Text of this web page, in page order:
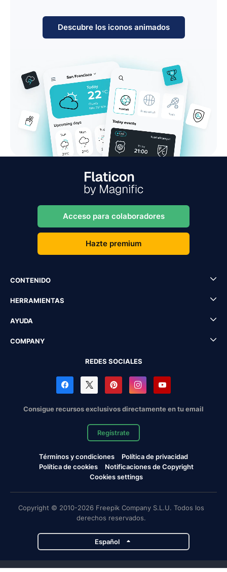
Descubre los iconos animados
Acceso para colaboradores
Hazte premium
CONTENIDO
HERRAMIENTAS
AYUDA
COMPANY
REDES SOCIALES
Consigue recursos exclusivos directamente en tu email
Regístrate
Términos y condiciones
Política de privacidad
Política de cookies
Notificaciones de Copyright
Cookies settings
Copyright © 2010-2026 Freepik Company S.L.U. Todos los
derechos reservados.
Español